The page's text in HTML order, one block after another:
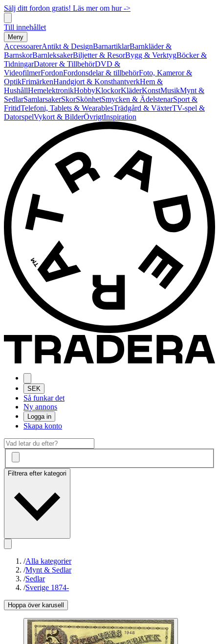
Sälj ditt fordon gratis! Läs mer om hur ->
Till innehållet
Meny
AccessoarerAntikt & DesignBarnartiklarBarnkläder &
BarnskorBarnleksakerBiljetter & ResorBygg & VerktygBöcker &
TidningarDatorer & TillbehörDVD &
VideofilmerFordonFordonsdelar & tillbehörFoto, Kameror &
OptikFrimärkenHandgjort & KonsthantverkHem &
HushållHemelektronikHobbyKlockorKläderKonstMusikMynt &
SedlarSamlarsakerSkorSkönhetSmycken & ÄdelstenarSport &
FritidTelefoni, Tablets & WearablesTrädgård & VäxterTV-spel &
DatorspelVykort & BilderÖvrigtInspiration
SEK
Så funkar det
Ny annons
Logga in
Skapa konto
Filtrera efter kategori
/Alla kategorier
/Mynt & Sedlar
/Sedlar
/Sverige 1874-
Hoppa över karusell